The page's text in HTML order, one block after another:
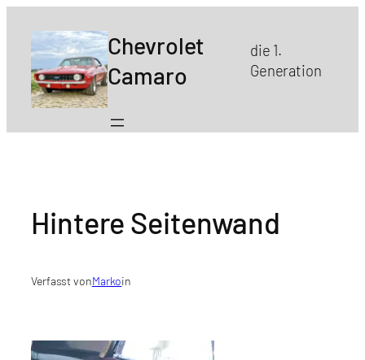
Inhalt
springen
Chevrolet
Camaro
die 1.
Generation
Hintere Seitenwand
Verfasst vonMarkoin